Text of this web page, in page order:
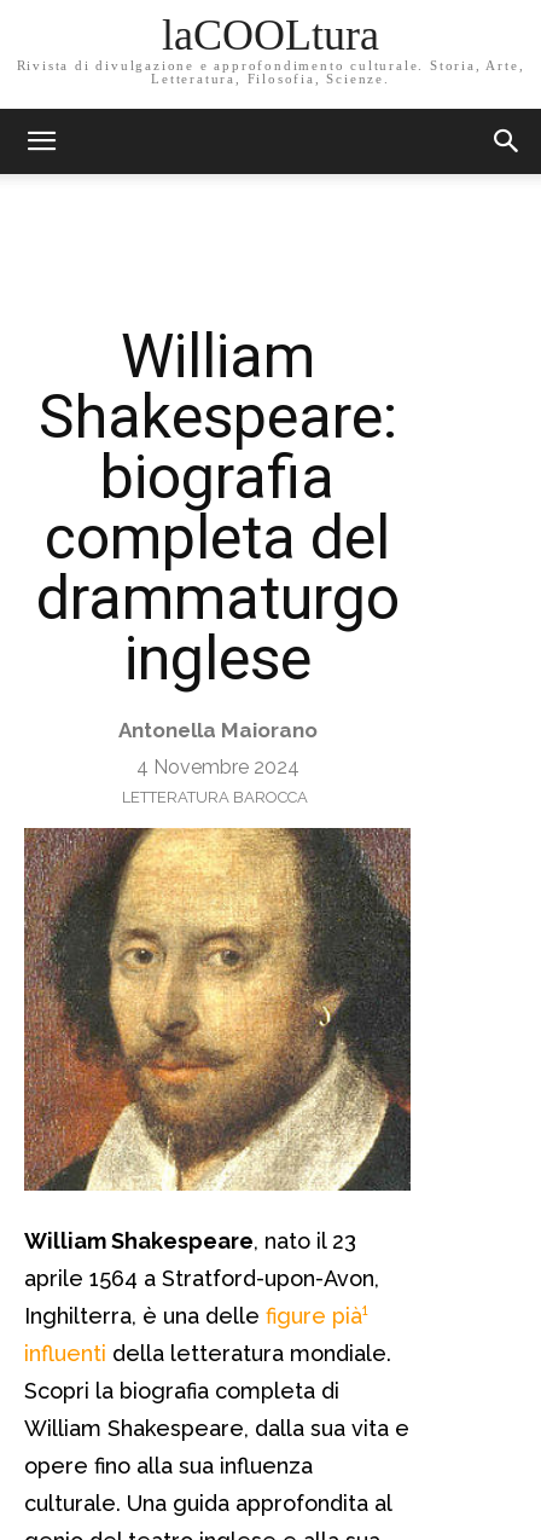
laCOOLtura
Rivista di divulgazione e approfondimento culturale. Storia, Arte,
Letteratura, Filosofia, Scienze.
William
Shakespeare:
biografia
completa del
drammaturgo
inglese
Antonella Maiorano
4 Novembre 2024
LETTERATURA BAROCCA
William Shakespeare, nato il 23
aprile 1564 a Stratford-upon-Avon,
Inghilterra, è una delle figure pià¹
influenti della letteratura mondiale.
Scopri la biografia completa di
William Shakespeare, dalla sua vita e
opere fino alla sua influenza
culturale. Una guida approfondita al